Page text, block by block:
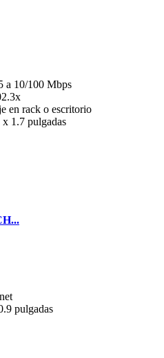
a 10/100 Mbps
en rack o escritorio
1.7 pulgadas
pulgadas